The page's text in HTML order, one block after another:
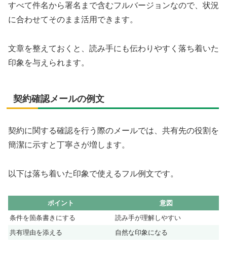
すべて件名から署名まで含むフルバージョンなので、状況
に合わせてそのまま活用できます。
文章を整えておくと、読み手にも伝わりやすく落ち着いた
印象を与えられます。
契約確認メールの例文
契約に関する確認を行う際のメールでは、共有先の役割を
簡潔に示すと丁寧さが増します。
以下は落ち着いた印象で使えるフル例文です。
ポイント
意図
条件を箇条書きにする
読み手が理解しやすい
共有理由を添える
自然な印象になる